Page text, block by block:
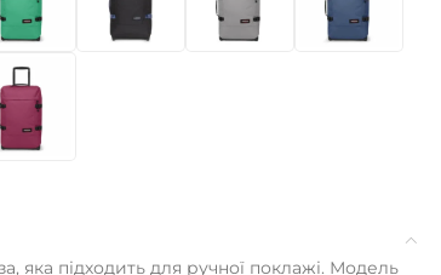
яка підходить для ручної поклажі. Модель